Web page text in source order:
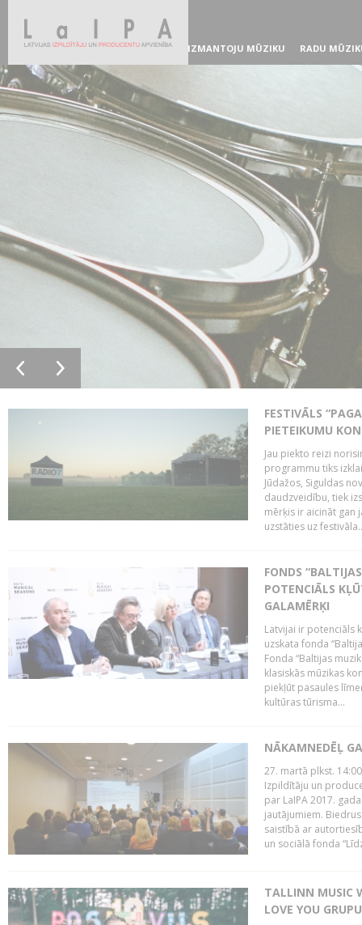
IZMANTOJU MŪZIKU RADU
FESTIVĀLS
PIETEIKUMU
Jau piekto reizi
programmu tiks
Jūdažos, Siguldas
daudzveidību, tiek
mērķis ir aicināt gan
uzstāties uz
FONDS
POTENCIĀLS
GALAMĒRĶI
Latvijai ir potenciāls
uzskata fonda
Fonda “Baltijas
klasiskās mūzikas
piekļūt pasaules
kultūras tūrisma...
NĀKAMNEDĒĻ
27. martā plkst.
Izpildītāju un
par LaIPA 2017.
jautājumiem.
saistībā ar
un sociālā fonda
TALLINN MUSIC
LOVE YOU